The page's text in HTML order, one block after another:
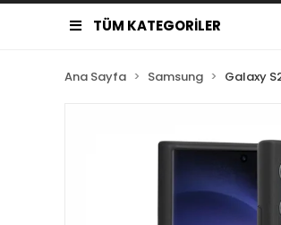
TÜM KATEGORİLER
Ana Sayfa Samsung Galaxy